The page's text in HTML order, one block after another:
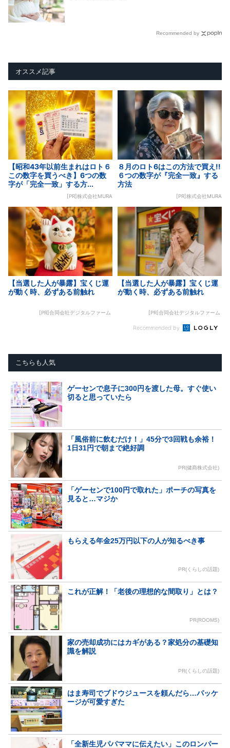
Recommended by
オススメ記事
【昭和43年以前生まれはロト６
この数字を買うべき】6つの数
字が「完全一致」する方...
[PR]株式会社MURA
８月のロト6はこの方法で買え!!
６つの数字が『完全一致』する
方法
[PR]株式会社MURA
【当選した人が暴露】宝くじ運
が動く時、必ずある前触れ
[PR]合同会社デジタルファーム
【当選した人が暴露】宝くじ運
が動く時、必ずある前触れ
[PR]合同会社デジタルファーム
Recommended by
こちらも人気
ゲーセンで息子に300円を渡した母。すぐ使い
切ると思っていたら
「風俗前に飲むだけ！」45分で3回戦も余裕！
1日31円で朝まで絶好調
PR(健商株式会社)
「ゲーセンで100円で取れた」ポーチの写真を
見ると…マジか
もらえる年金25万円以下の人が知るべき事
PR(くらしの話題)
これが正解！「老後の理想的な間取り」とは？
PR(ROOMS)
家の売却成功にはカギがある？家処分の基礎知
識を解説
PR(くらしの話題)
はま寿司でブドウジュースを頼んだら…パッケ
ージが可愛すぎた
「全新生児パパママに伝えたい」このロンパー